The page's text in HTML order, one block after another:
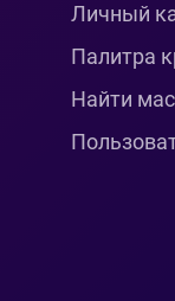
Личный
Палитра
Найти